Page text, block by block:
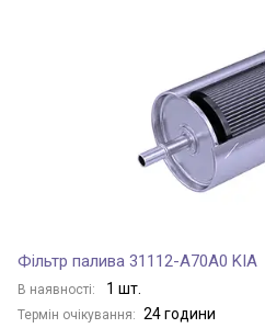
Фільтр палива 31112-A70A0 KIA
В наявності: 1 шт.
Термін очікування: 24 години